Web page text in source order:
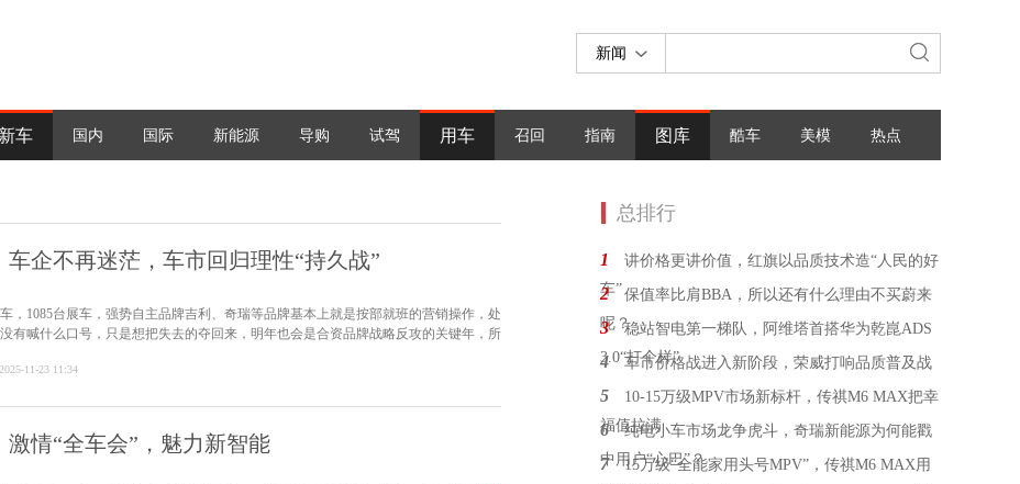
新闻
新车 国内 国际 新能源 导购 试驾 用车 召回 指南 图库 酷车 美模 热点
车企不再迷茫，车市回归理性“持久战”
，1085台展车，强势自主品牌吉利、奇瑞等品牌基本上就是按部就班的营销操作，处
有喊什么口号，只是想把失去的夺回来，明年也会是合资品牌战略反攻的关键年，所
2025-11-23 11:34
激情“全车会”，魅力新智能
总排行
1
讲价格更讲价值，红旗以品质技术造“人民的好
车”
2
保值率比肩BBA，所以还有什么理由不买蔚来
呢？
3
稳站智电第一梯队，阿维塔首搭华为乾崑ADS
3.0“打个样”
4 车市价格战进入新阶段，荣威打响品质普及战
5
10-15万级MPV市场新标杆，传祺M6 MAX把幸
福值拉满
6
纯电小车市场龙争虎斗，奇瑞新能源为何能戳
中用户“心巴”？
7
15万级“全能家用头号MPV”，传祺M6 MAX用